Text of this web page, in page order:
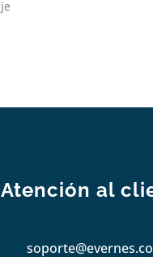
Atención al